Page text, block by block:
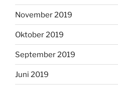
November 2019
Oktober 2019
September 2019
Juni 2019